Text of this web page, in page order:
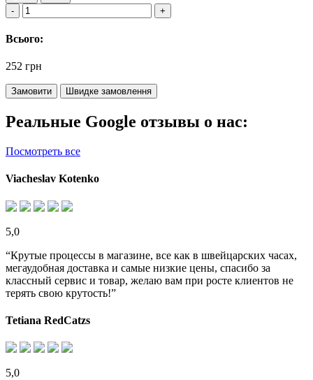
Всього:
252 грн
Замовити Швидке замовлення
Реальные Google отзывы о нас:
Посмотреть все
Viacheslav Kotenko
5,0
“Крутые процессы в магазине, все как в швейцарских часах,
мегаудобная доставка и самые низкие цены, спасибо за
классный сервис и товар, желаю вам при росте клиентов не
терять свою крутость!”
Tetiana RedCatzs
5,0